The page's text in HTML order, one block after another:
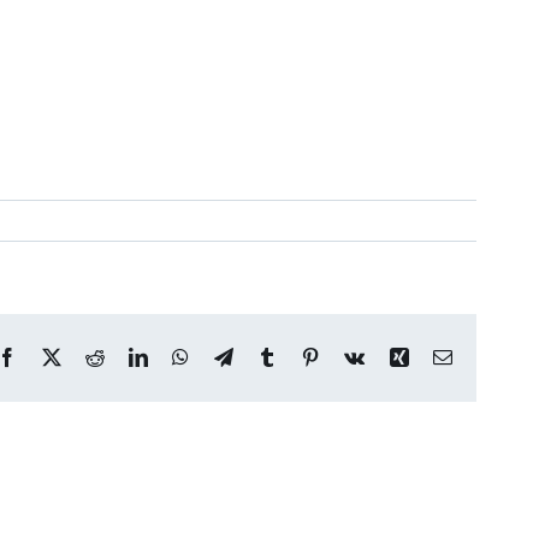
Facebook
X RedditLinkedInWhatsApp
TelegramTumblr Pinterest
Vk Xing Correo